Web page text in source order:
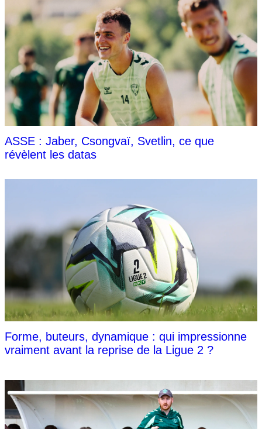
ASSE : Jaber, Csongvaï, Svetlin, ce que
révèlent les datas
Forme, buteurs, dynamique : qui impressionne
vraiment avant la reprise de la Ligue 2 ?